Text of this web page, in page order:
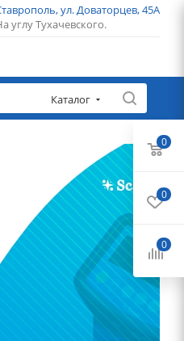
ул. Доваторцев, 45А
углу Тухачевского.
Каталог
0
0
0